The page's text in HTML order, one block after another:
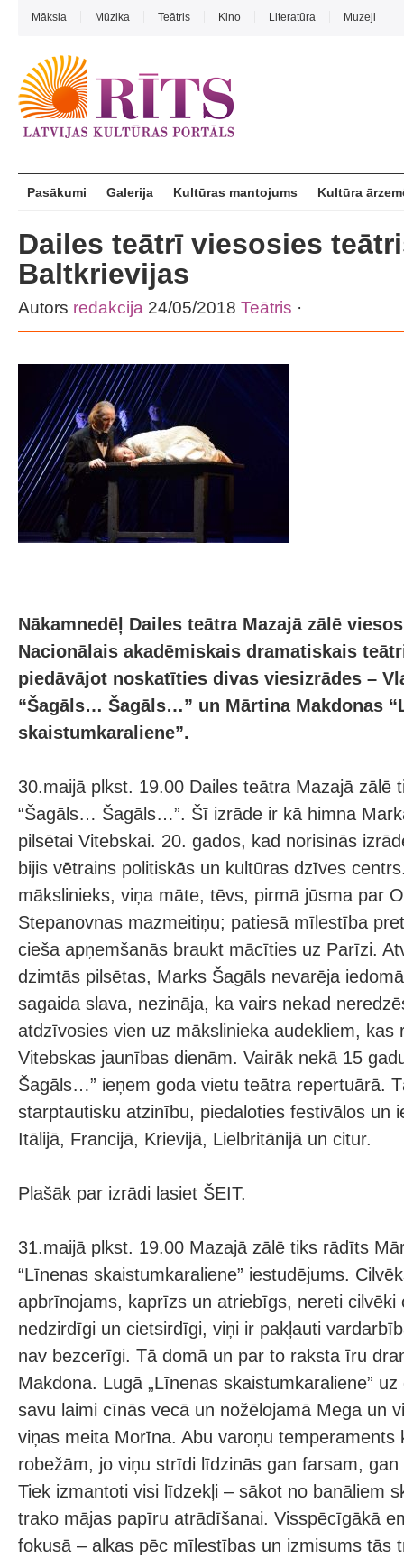
Māksla Mūzika Teātris Kino Literatūra Muzeji
Pasākumi Galerija Kultūras mantojums Kultūra
Dailes teātrī viesosies
Baltkrievijas
Autors redakcija 24/05/2018 Teātris ·
Nākamnedēļ Dailes teātra Mazajā zālē
Nacionālais akadēmiskais dramatiskais
piedāvājot noskatīties divas viesizrādes –
“Šagāls… Šagāls…” un Mārtina Makdonas
skaistumkaraliene”.
30.maijā plkst. 19.00 Dailes teātra Mazajā zālē
“Šagāls… Šagāls…”. Šī izrāde ir kā himna
pilsētai Vitebskai. 20. gados, kad norisinās
bijis vētrains politiskās un kultūras dzīves
mākslinieks, viņa māte, tēvs, pirmā jūsma par
Stepanovnas mazmeitiņu; patiesā mīlestība
cieša apņemšanās braukt mācīties uz Parīzi.
dzimtās pilsētas, Marks Šagāls nevarēja
sagaida slava, nezināja, ka vairs nekad
atdzīvosies vien uz mākslinieka audekliem, kas
Vitebskas jaunības dienām. Vairāk nekā 15
Šagāls…” ieņem goda vietu teātra repertuārā.
starptautisku atzinību, piedaloties festivālos un
Itālijā, Francijā, Krievijā, Lielbritānijā un citur.
Plašāk par izrādi lasiet ŠEIT.
31.maijā plkst. 19.00 Mazajā zālē tiks rādīts
“Līnenas skaistumkaraliene” iestudējums.
apbrīnojams, kaprīzs un atriebīgs, nereti cilvēki
nedzirdīgi un cietsirdīgi, viņi ir pakļauti
nav bezcerīgi. Tā domā un par to raksta īru
Makdona. Lugā „Līnenas skaistumkaraliene”
savu laimi cīnās vecā un nožēlojamā Mega un
viņas meita Morīna. Abu varoņu temperaments
robežām, jo viņu strīdi līdzinās gan farsam, gan
Tiek izmantoti visi līdzekļi – sākot no banāliem
trako mājas papīru atrādīšanai. Visspēcīgākā
fokusā – alkas pēc mīlestības un izmisums tās